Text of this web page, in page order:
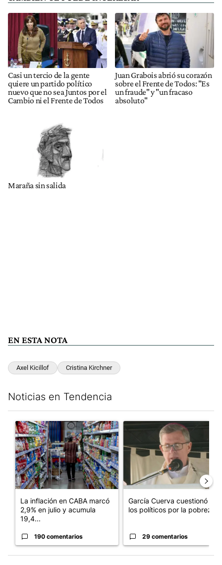
Casi un tercio de la gente
quiere un partido político
nuevo que no sea Juntos por el
Cambio ni el Frente de Todos
Juan Grabois abrió su corazón
sobre el Frente de Todos: "Es
un fraude" y "un fracaso
absoluto"
Maraña sin salida
EN ESTA NOTA
Axel Kicillof Cristina Kirchner
Noticias en Tendencia
Un artículo de tendencia con el título "La inflación en CABA
La inflación en CABA marcó
2,9% en julio y acumula
19,4...
190 comentarios
Un artículo de tendencia con
García Cuerva cuestionó a
los políticos por la pobreza
29 comentarios